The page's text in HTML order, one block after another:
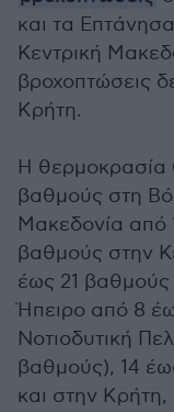
και τα
Κεντρική
βροχοπτώσεις
Κρήτη.
Η θερμοκρασία
βαθμούς στη
Μακεδονία από
βαθμούς στην
έως 21 βαθμούς
Ήπειρο από 8
Νοτιοδυτική
βαθμούς), 14
και στην